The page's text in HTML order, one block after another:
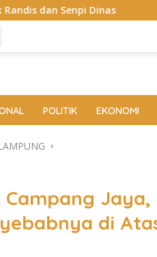
Pemkab Lampung
POLITIK EKONOMI
Jaya,
di